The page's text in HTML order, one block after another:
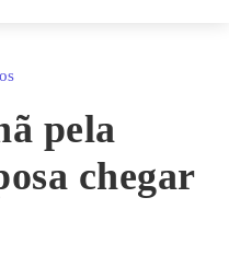
pela
chegar